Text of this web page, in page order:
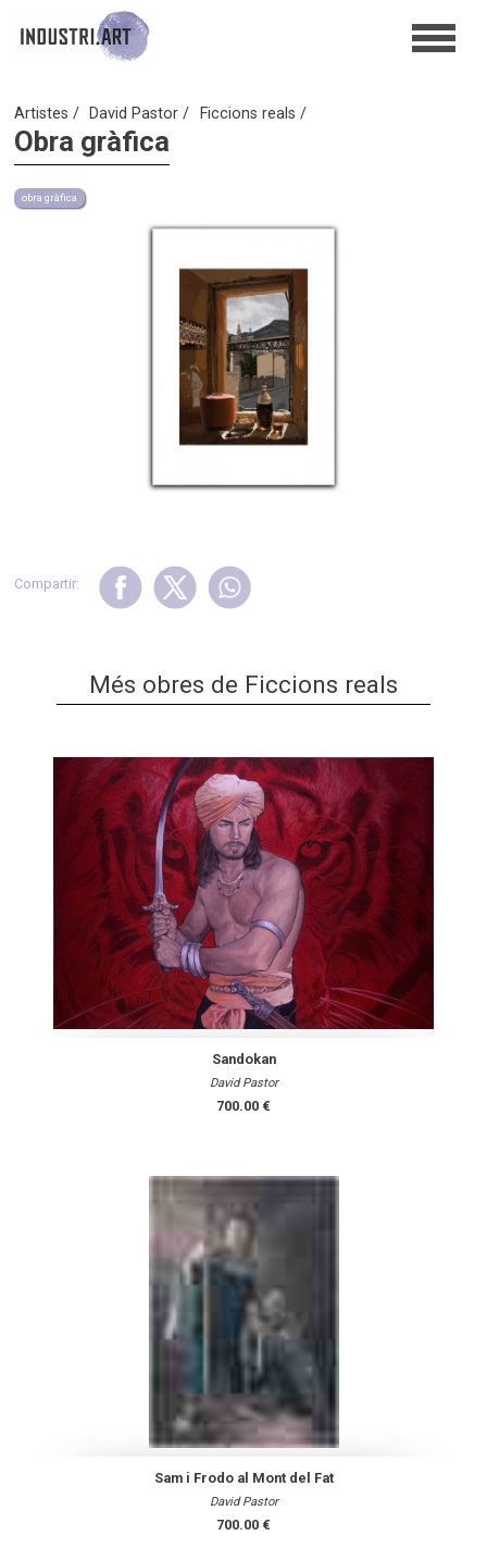
Artistes David Pastor Ficcions reals
Obra gràfica
obra gràfica
Compartir:
Més obres de Ficcions reals
Sandokan
David Pastor
700.00 €
Sam i Frodo al Mont del Fat
David Pastor
700.00 €